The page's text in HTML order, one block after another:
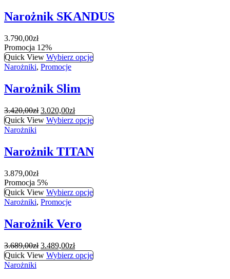
Narożnik SKANDUS
3.790,00zł
Promocja 12%
Quick View Wybierz opcje
Narożniki, Promocje
Narożnik Slim
3.420,00zł Pierwotna
cena
wynosiła:
3.020,00złAktualna
cena
wynosi:
Quick View Wybierz opcje
Narożniki
Narożnik TITAN
3.879,00zł
Promocja 5%
Quick View Wybierz opcje
Narożniki, Promocje
Narożnik Vero
3.689,00zł Pierwotna
cena
wynosiła:
3.489,00złAktualna
cena
wynosi:
Quick View Wybierz opcje
Narożniki